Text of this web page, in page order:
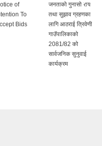
of
To
Bids
जनताको गुनासो राय
तथा सुझाव ग्रहणका
लागि आठराई त्रिवेणी
गाउॅपालिकाको
2081/82 को
सार्वजनिक सुनुवाई
कार्यक्रम